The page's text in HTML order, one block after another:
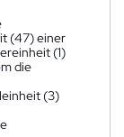
(47) einer
(1)
die
(3)